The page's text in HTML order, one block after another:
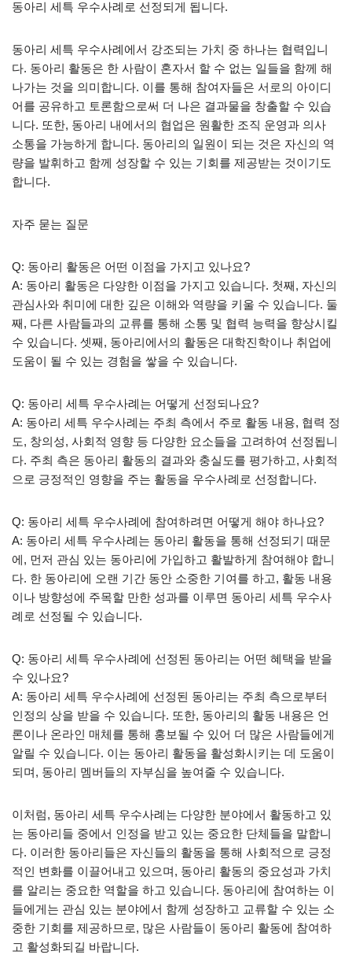
동아리 세특 우수사례로 선정되게 됩니다.
동아리 세특 우수사례에서 강조되는 가치 중 하나는 협력입니
다. 동아리 활동은 한 사람이 혼자서 할 수 없는 일들을 함께 해
나가는 것을 의미합니다. 이를 통해 참여자들은 서로의 아이디
어를 공유하고 토론함으로써 더 나은 결과물을 창출할 수 있습
니다. 또한, 동아리 내에서의 협업은 원활한 조직 운영과 의사
소통을 가능하게 합니다. 동아리의 일원이 되는 것은 자신의 역
량을 발휘하고 함께 성장할 수 있는 기회를 제공받는 것이기도
합니다.
자주 묻는 질문
Q: 동아리 활동은 어떤 이점을 가지고 있나요?
A: 동아리 활동은 다양한 이점을 가지고 있습니다. 첫째, 자신의
관심사와 취미에 대한 깊은 이해와 역량을 키울 수 있습니다. 둘
째, 다른 사람들과의 교류를 통해 소통 및 협력 능력을 향상시킬
수 있습니다. 셋째, 동아리에서의 활동은 대학진학이나 취업에
도움이 될 수 있는 경험을 쌓을 수 있습니다.
Q: 동아리 세특 우수사례는 어떻게 선정되나요?
A: 동아리 세특 우수사례는 주최 측에서 주로 활동 내용, 협력 정
도, 창의성, 사회적 영향 등 다양한 요소들을 고려하여 선정됩니
다. 주최 측은 동아리 활동의 결과와 충실도를 평가하고, 사회적
으로 긍정적인 영향을 주는 활동을 우수사례로 선정합니다.
Q: 동아리 세특 우수사례에 참여하려면 어떻게 해야 하나요?
A: 동아리 세특 우수사례는 동아리 활동을 통해 선정되기 때문
에, 먼저 관심 있는 동아리에 가입하고 활발하게 참여해야 합니
다. 한 동아리에 오랜 기간 동안 소중한 기여를 하고, 활동 내용
이나 방향성에 주목할 만한 성과를 이루면 동아리 세특 우수사
례로 선정될 수 있습니다.
Q: 동아리 세특 우수사례에 선정된 동아리는 어떤 혜택을 받을
수 있나요?
A: 동아리 세특 우수사례에 선정된 동아리는 주최 측으로부터
인정의 상을 받을 수 있습니다. 또한, 동아리의 활동 내용은 언
론이나 온라인 매체를 통해 홍보될 수 있어 더 많은 사람들에게
알릴 수 있습니다. 이는 동아리 활동을 활성화시키는 데 도움이
되며, 동아리 멤버들의 자부심을 높여줄 수 있습니다.
이처럼, 동아리 세특 우수사례는 다양한 분야에서 활동하고 있
는 동아리들 중에서 인정을 받고 있는 중요한 단체들을 말합니
다. 이러한 동아리들은 자신들의 활동을 통해 사회적으로 긍정
적인 변화를 이끌어내고 있으며, 동아리 활동의 중요성과 가치
를 알리는 중요한 역할을 하고 있습니다. 동아리에 참여하는 이
들에게는 관심 있는 분야에서 함께 성장하고 교류할 수 있는 소
중한 기회를 제공하므로, 많은 사람들이 동아리 활동에 참여하
고 활성화되길 바랍니다.